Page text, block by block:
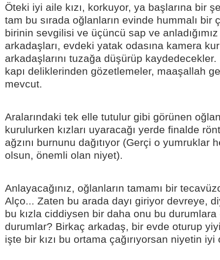
Öteki iyi aile kızı, korkuyor, ya başlarına bir
tam bu sırada oğlanların evinde hummalı bir
birinin sevgilisi ve üçüncü sap ve anladığımız
arkadaşları, evdeki yatak odasına kamera
arkadaşlarını tuzağa düşürüp
kapı deliklerinden gözetlemeler, maaşallah
mevcut.
Aralarındaki tek elle tutulur gibi görünen
kurulurken kızları uyaracağı yerde finalde
ağzını burnunu dağıtıyor (Gerçi o yumruklar
olsun, önemli olan niyet).
Anlayacağınız, oğlanların tamamı bir
Alço... Zaten bu arada dayı giriyor devreye,
bu kızla ciddiysen bir daha onu bu durumlara
durumlar? Birkaç arkadaş, bir evde oturup
işte bir kızı bu ortama çağırıyorsan niyetin iyi